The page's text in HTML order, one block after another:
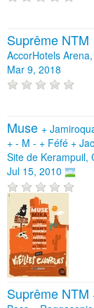
Suprême NTM
AccorHotels
Mar 9, 2018
Muse +
+ - M - + Féfé +
Site de Kerampuil,
Jul 15, 2010
Suprême NTM